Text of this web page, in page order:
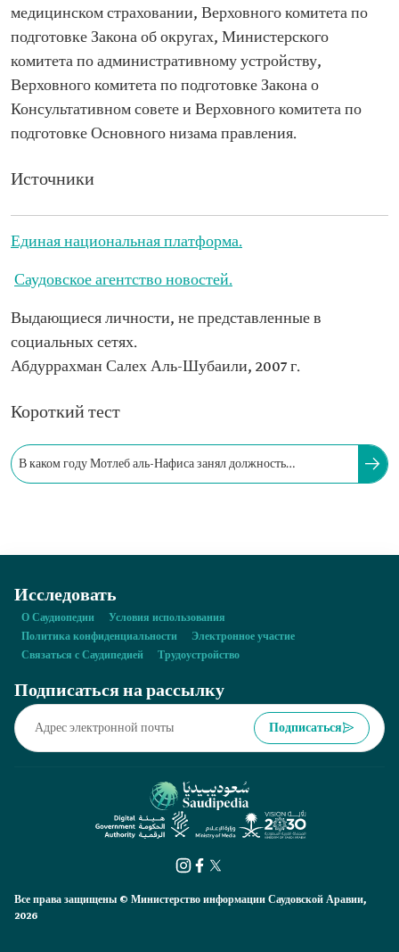
медицинском страховании, Верховного комитета по
подготовке Закона об округах, Министерского
комитета по административному устройству,
Верховного комитета по подготовке Закона о
Консультативном совете и Верховного комитета по
подготовке Основного низама правления.
Источники
Единая национальная платформа.
Саудовское агентство новостей.
Выдающиеся личности, не представленные в
социальных сетях.
Абдуррахман Салех Аль-Шубаили, 2007 г.
Короткий тест
В каком году Мотлеб аль-Нафиса занял должность
Исследовать
О Саудиопедии
Условия использования
Политика конфиденциальности
Электронное участие
Связаться с Саудипедией
Трудоустройство
Подписаться на рассылку
Подписаться
Все права защищены © Министерство информации Саудовской Аравии,
2026